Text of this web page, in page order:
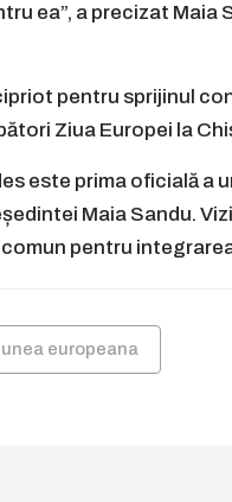
ea”, a precizat Maia
pentru sprijinul
Ziua Europei la
este prima oficială a
Maia Sandu.
pentru
europeana